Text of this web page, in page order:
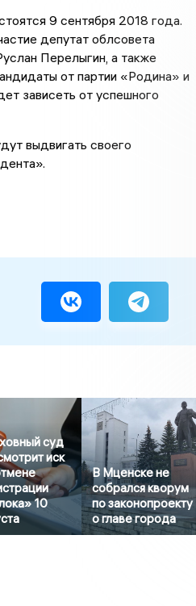
9 сентября 2018 года.
депутат облсовета
Перелыгин, а также
от партии «Родина» и
зависеть от успешного
выдвигать своего
суд
иск
10
В Мценске не
собрался кворум
по законопроекту
о главе города